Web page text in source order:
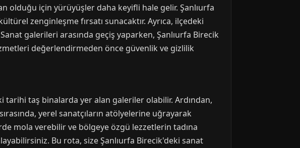
olduğu için yürüyüşler daha keyifli hale gelir. Şanlıurfa
zenginleşme fırsatı sunacaktır. Ayrıca, ilçedeki
galerileri arasında geçiş yaparken, Şanlıurfa Birecik
değerlendirmeden önce güvenlik ve gizlilik
tarihi taş binalarda yer alan galeriler olabilir. Ardından,
yerel sanatçıların atölyelerine uğrayarak
mola verebilir ve bölgeye özgü lezzetlerin tadına
Bu rota, size Şanlıurfa Birecik'deki sanat